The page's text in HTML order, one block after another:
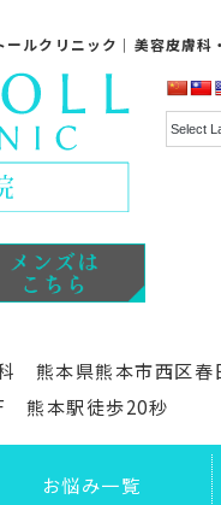
ルクリニック｜美容皮膚科
熊本県熊本市西区春
熊本駅徒歩20秒
お悩み一覧